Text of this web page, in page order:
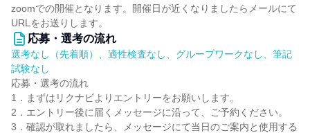
zoomでの開催となります。開催日が近くなりましたらメールにて
URLをお送りします。
応募・選考の流れ
選考なし（先着順）、適性検査なし、グループワークなし、筆記
試験なし
応募・選考の流れ
1．まずはリクナビよりエントリーをお願いします。
2．エントリー後に届くメッセージに沿って、ご予約ください。
3．確認が取れましたら、メッセージにて当日のご案内と使用する